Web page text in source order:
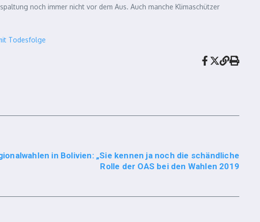
noch immer nicht vor dem Aus. Auch manche Klimaschützer
Todesfolge
in Bolivien: „Sie kennen ja noch die schändliche
Rolle der OAS bei den Wahlen 2019